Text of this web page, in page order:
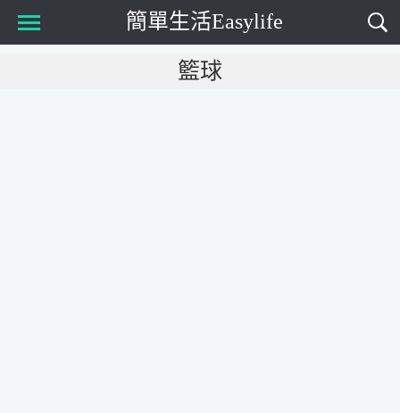
簡單生活Easylife
籃球